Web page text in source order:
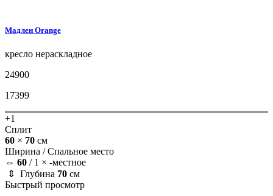
Мадлен Orange
кресло нераскладное
24900
17399
+1
Сплит
60 × 70 см
Ширина /Спальное место
⇔ 60 / 1 × -местное
⇕ Глубина 70 см
Быстрый просмотр